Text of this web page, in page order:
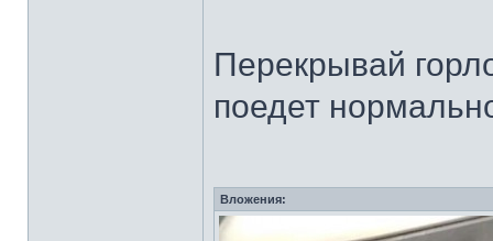
Перекрывай
поедет
Вложения: